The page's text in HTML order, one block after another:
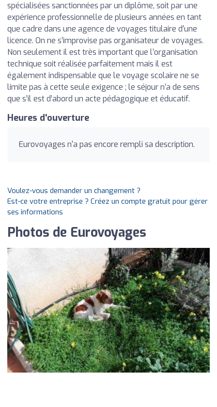
spécialisées sanctionnées par un diplôme, soit par une
expérience professionnelle de plusieurs années en tant
que cadre dans une agence de voyages titulaire d’une
licence. On ne s’improvise pas organisateur de voyages.
Non seulement il est très important que l’organisation
technique soit réalisée parfaitement mais il est
également indispensable que le voyage scolaire ne se
limite pas à cette seule exigence ; le séjour n’a de sens
que s’il est d’abord un acte pédagogique et éducatif.
Heures d'ouverture
Eurovoyages n'a pas encore rempli sa description.
Voulez-vous demander un changement ?
Est-ce votre entreprise ? Créez un compte gratuit pour gérer
ses informations
Photos de Eurovoyages